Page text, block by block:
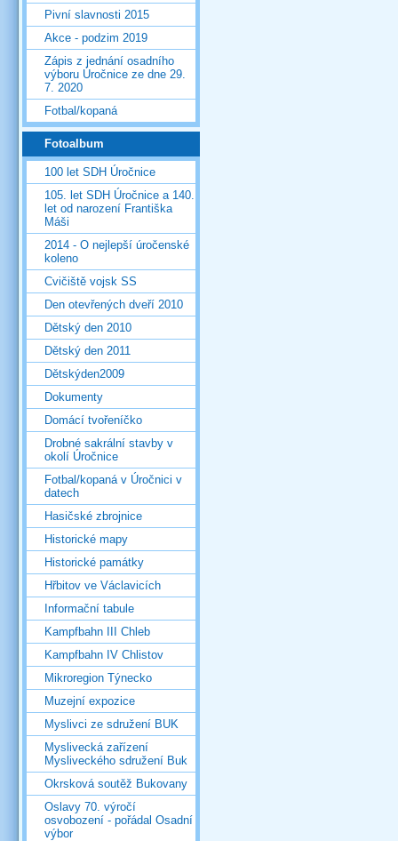
Pivní slavnosti 2015
Akce - podzim 2019
Zápis z jednání osadního
výboru Úročnice ze dne 29.
7. 2020
Fotbal/kopaná
Fotoalbum
100 let SDH Úročnice
105. let SDH Úročnice a 140.
let od narození Františka
Máši
2014 - O nejlepší úročenské
koleno
Cvičiště vojsk SS
Den otevřených dveří 2010
Dětský den 2010
Dětský den 2011
Dětskýden2009
Dokumenty
Domácí tvořeníčko
Drobné sakrální stavby v
okolí Úročnice
Fotbal/kopaná v Úročnici v
datech
Hasičské zbrojnice
Historické mapy
Historické památky
Hřbitov ve Václavicích
Informační tabule
Kampfbahn III Chleb
Kampfbahn IV Chlistov
Mikroregion Týnecko
Muzejní expozice
Myslivci ze sdružení BUK
Myslivecká zařízení
Mysliveckého sdružení Buk
Okrsková soutěž Bukovany
Oslavy 70. výročí
osvobození - pořádal Osadní
výbor